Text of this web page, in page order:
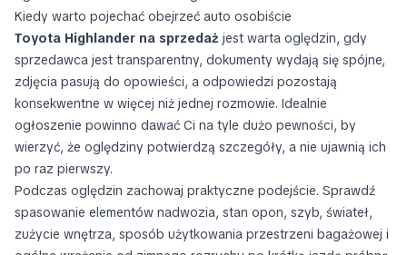
Kiedy warto pojechać obejrzeć auto osobiście
Toyota Highlander na sprzedaż jest warta oględzin, gdy
sprzedawca jest transparentny, dokumenty wydają się spójne,
zdjęcia pasują do opowieści, a odpowiedzi pozostają
konsekwentne w więcej niż jednej rozmowie. Idealnie
ogłoszenie powinno dawać Ci na tyle dużo pewności, by
wierzyć, że oględziny potwierdzą szczegóły, a nie ujawnią ich
po raz pierwszy.
Podczas oględzin zachowaj praktyczne podejście. Sprawdź
spasowanie elementów nadwozia, stan opon, szyb, świateł,
zużycie wnętrza, sposób użytkowania przestrzeni bagażowej i